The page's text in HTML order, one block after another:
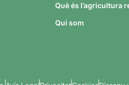
Què és l’agricultura
Qui som